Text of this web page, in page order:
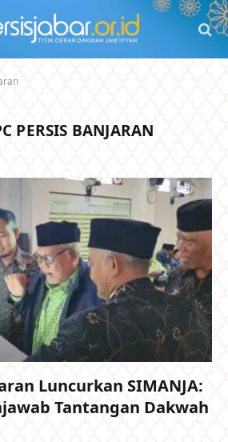
PERSIS BANJARAN
Luncurkan SIMANJA:
Tantangan Dakwah